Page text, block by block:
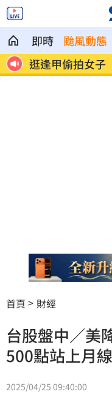
即時 颱風動態
曝 逛逢甲偷拍女
首頁 財經
台股盤中／
500點站上月
2025/04/25 09:40:00